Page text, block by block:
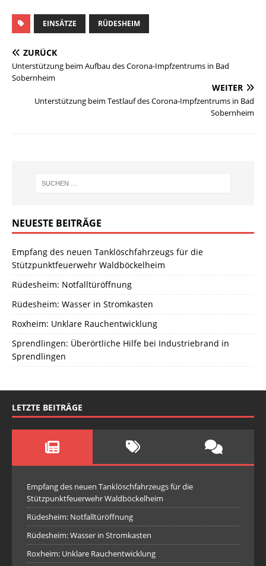
EINSÄTZE RÜDESHEIM
ZURÜCK
Unterstützung beim Aufbau des Corona-Impfzentrums in Bad
Sobernheim
WEITER
Unterstützung beim Testlauf des Corona-Impfzentrums in Bad
Sobernheim
NEUESTE BEITRÄGE
Empfang des neuen Tanklöschfahrzeugs für die
Stützpunktfeuerwehr Waldböckelheim
Rüdesheim: Notfalltüröffnung
Rüdesheim: Wasser in Stromkasten
Roxheim: Unklare Rauchentwicklung
Sprendlingen: Überörtliche Hilfe bei Industriebrand in
Sprendlingen
LETZTE BEITRÄGE
Empfang des neuen Tanklöschfahrzeugs für die
Stützpunktfeuerwehr Waldböckelheim
Rüdesheim: Notfalltüröffnung
Rüdesheim: Wasser in Stromkasten
Roxheim: Unklare Rauchentwicklung